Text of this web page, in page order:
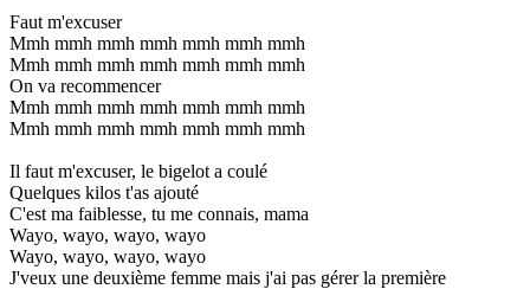
Faut m'excuser
Mmh mmh mmh mmh mmh mmh mmh
Mmh mmh mmh mmh mmh mmh mmh
On va recommencer
Mmh mmh mmh mmh mmh mmh mmh
Mmh mmh mmh mmh mmh mmh mmh
Il faut m'excuser, le bigelot a coulé
Quelques kilos t'as ajouté
C'est ma faiblesse, tu me connais, mama
Wayo, wayo, wayo, wayo
Wayo, wayo, wayo, wayo
J'veux une deuxième femme mais j'ai pas gérer la première